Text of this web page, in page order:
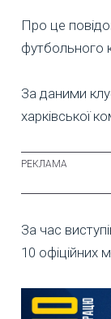
Про це
футбольного
За даними
харківської
За час
10 офіційних